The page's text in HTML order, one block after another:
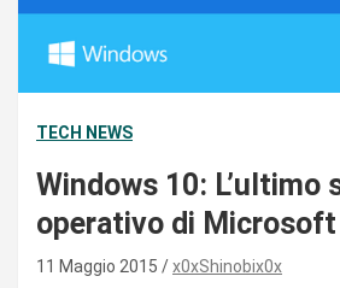
TECH NEWS
Windows 10: L’ultimo
operativo di Microsoft
11 Maggio 2015 x0xShinobix0x